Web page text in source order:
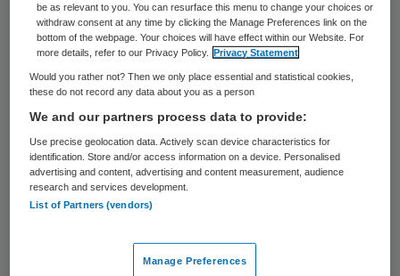
N. is failliet en heeft geen geld om de
compensatie van tienduizenden euro’s te
Zijn verzekering en een Frans
slachtofferfonds weigeren ook uit te keren.
De onrust onder de gedupeerden groeit,
meldden Franse media.
Château-Chinon, halverwege Lyon en Parijs.
be as relevant to you. You can resurface this menu to change your choices or
withdraw consent at any time by clicking the Manage Preferences link on the
bottom of the webpage. Your choices will have effect within our Website. For
more details, refer to our Privacy Policy.
Privacy Statement
Would you rather not? Then we only place essential and statistical cookies,
these do not record any data about you as a person
We and our partners process data to provide:
Use precise geolocation data. Actively scan device characteristics for
identification. Store and/or access information on a device. Personalised
advertising and content, advertising and content measurement, audience
research and services development.
List of Partners (vendors)
Manage Preferences